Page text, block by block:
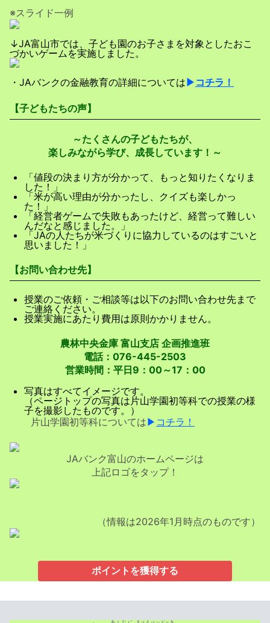
※スライド一例
↓JA富山市では、子ども園のお子さまを対象としたおこ
づかいゲームを実施しました。
・JAバンクの金融教育の詳細については ▶ コチラ！
【子どもたちの声】
～たくさんの子どもたちが、
楽しみながら学び、成長しています！～
「値段の決まり方が分かって、もっと知りたくなりま
した！」
「米が高い理由が分かったし、クイズも楽しかっ
た！」
「経営者ゲームで失敗もあったけど、経営って難しい
んだなと感じました。」
「JAの人たちが米づくりに協力しているのはすごいと
思いました！」
【お問い合わせ先】
授業のご依頼・ご相談等は以下のお問い合わせ先まで
ご連絡ください。
授業実施にあたり費用は原則かかりません。
農林中央金庫 富山支店 企画推進班
電話：076-445-2503
営業時間：平日9：00～17：00
写真はすべてイメージです。
（ページトップの写真は片山学園初等科での授業の様
子を撮影したものです。）
片山学園初等科については ▶ コチラ！
JAバンク富山のホームページは
上記ロゴをタップ！
（情報は2026年1月時点のものです）
ポイントを獲得する